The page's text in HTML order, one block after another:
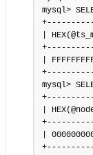
mysql>
|
|
mysql>
|
|